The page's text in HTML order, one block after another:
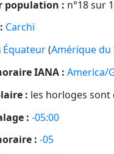
population : n°18 sur
Carchi
Équateur(Amérique du
IANA : America/
: les horloges sont
: -05:00
: -05